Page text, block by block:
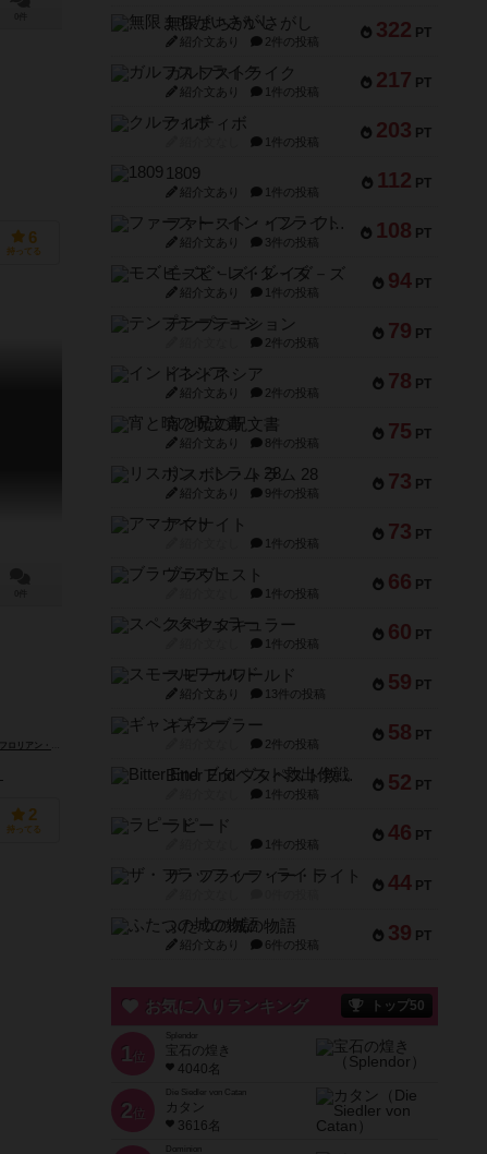
6
持ってる
フロリアン・フェイ（Florian Fay）
2
持ってる
322 PT
無限まちがいさがし
紹介文あり 2件の投稿
217 PT
ガルフストライク
紹介文あり 1件の投稿
203 PT
クルティボ
1件の投稿
112 PT
1809
紹介文あり 1件の投稿
108 PT
ファースト・イン・フライト
紹介文あり 3件の投稿
94 PT
モズビ－ズ・レイダ－ズ
紹介文あり 1件の投稿
79 PT
テンプテーション
2件の投稿
78 PT
インドネシア
紹介文あり 2件の投稿
75 PT
宵と暁の呪文書
紹介文あり 8件の投稿
73 PT
リスボン・トラム 28
紹介文あり 9件の投稿
73 PT
アマナイト
1件の投稿
66 PT
ブラヴェスト
1件の投稿
60 PT
スペクタキュラー
1件の投稿
59 PT
スモールワールド
紹介文あり 13件の投稿
58 PT
ギャンブラー
2件の投稿
52 PT
Bitter End ブタペスト救出作戦
1件の投稿
46 PT
ラピード
1件の投稿
44 PT
ザ・フラッフィー・ライト
39 PT
ふたつの城の物語
紹介文あり 6件の投稿
お気に入りランキング トップ50
1 位
宝石の煌き
4040名
2 位
Die Siedler von Catan
カタン
3616名